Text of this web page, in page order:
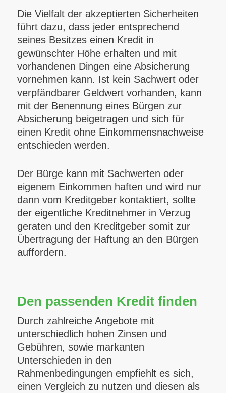
Die Vielfalt der akzeptierten Sicherheiten
führt dazu, dass jeder entsprechend
seines Besitzes einen Kredit in
gewünschter Höhe erhalten und mit
vorhandenen Dingen eine Absicherung
vornehmen kann. Ist kein Sachwert oder
verpfändbarer Geldwert vorhanden, kann
mit der Benennung eines Bürgen zur
Absicherung beigetragen und sich für
einen Kredit ohne Einkommensnachweise
entschieden werden.
Der Bürge kann mit Sachwerten oder
eigenem Einkommen haften und wird nur
dann vom Kreditgeber kontaktiert, sollte
der eigentliche Kreditnehmer in Verzug
geraten und den Kreditgeber somit zur
Übertragung der Haftung an den Bürgen
auffordern.
Den passenden Kredit finden
Durch zahlreiche Angebote mit
unterschiedlich hohen Zinsen und
Gebühren, sowie markanten
Unterschieden in den
Rahmenbedingungen empfiehlt es sich,
einen Vergleich zu nutzen und diesen als